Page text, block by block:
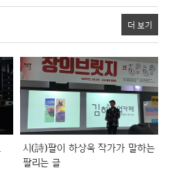
더 보기
시(詩)팔이 하상욱 작가가 말하는
팔리는 글